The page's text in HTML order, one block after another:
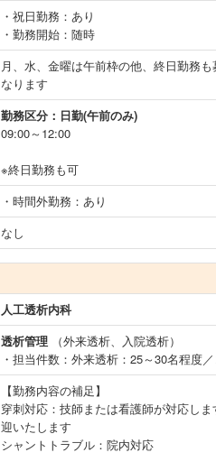
・祝日勤務：あり
・勤務開始：随時
月、水、金曜は午前枠の他、終日勤務
なります
勤務区分：日勤(午前のみ)
09:00～12:00
※終日勤務も可
・時間外勤務：あり
なし
人工透析内科
透析管理 （外来透析、入院透析）
・担当件数：外来透析：25～30名程度
【勤務内容の補足】
穿刺対応：技師または看護師が対応し
迎いたします
シャントトラブル：院内対応